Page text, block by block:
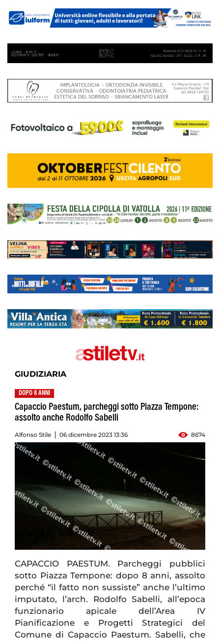
GIUDIZIARIA
DOPO 8 ANNI
Capaccio Paestum, parcheggi sotto Piazza Tempone:
assolto anche Rodolfo Sabelli
Alfonso Stile 06 dicembre 2023 13:36 8674
CAPACCIO PAESTUM. Parcheggi pubblici
sotto Piazza Tempone: dopo 8 anni, assolto
perché “il fatto non sussiste” anche l’ultimo
imputato, l’arch. Rodolfo Sabelli, all’epoca
funzionario apicale dell’Area IV
Pianificazione e Progetti Strategici del
Comune di Capaccio Paestum. Sabelli, che